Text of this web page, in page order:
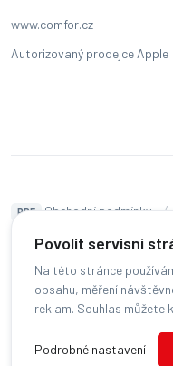
Povolit servisní
Na této stránce
obsahu, měření
reklam. Souhlas můžete
Podrobné nastavení
www.comfor.cz
Autorizovaný prodejce Apple
PDF Obchodní podmínky
Čeština
Změnit preference cookies